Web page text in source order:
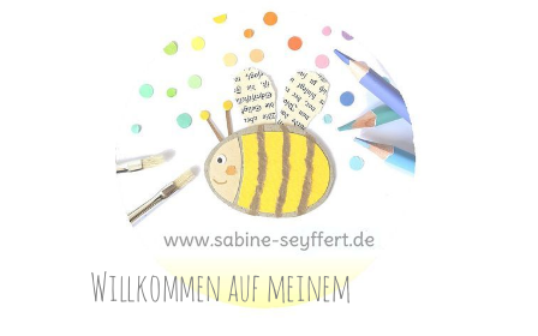
Willkommen auf meinem